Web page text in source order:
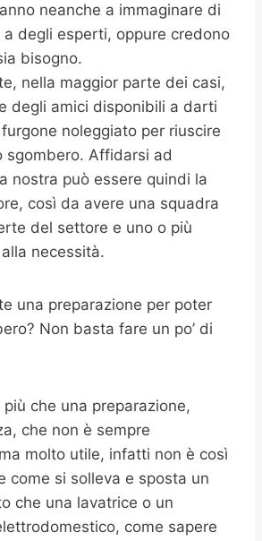
neanche a immaginare di
degli esperti, oppure credono
bisogno.
nella maggior parte dei casi,
degli amici disponibili a darti
noleggiato per riuscire
sgombero. Affidarsi ad
nostra può essere quindi la
così da avere una squadra
del settore e uno o più
necessità.
una preparazione per poter
Non basta fare un po’ di
che una preparazione,
che non è sempre
molto utile, infatti non è così
come si solleva e sposta un
che una lavatrice o un
come sapere